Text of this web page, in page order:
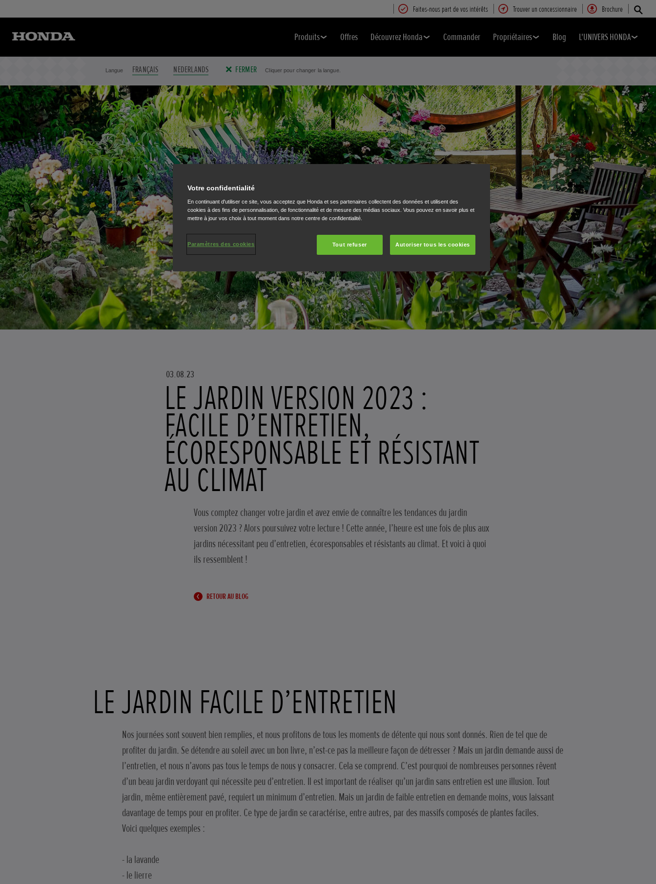
Faites-nous part de vos intérêts Trouver un concessionnaire Brochure
Produits Offres Découvrez Honda Commander Propriétaires Blog L'UNIVERS HONDA
Langue FRANÇAIS NEDERLANDS FERMER Cliquer pour changer la langue.
03.08.23
LE JARDIN VERSION 2023 :
FACILE D’ENTRETIEN,
ÉCORESPONSABLE ET RÉSISTANT
AU CLIMAT
Vous comptez changer votre jardin et avez envie de connaître les tendances du jardin
version 2023 ? Alors poursuivez votre lecture ! Cette année, l’heure est une fois de plus aux
jardins nécessitant peu d’entretien, écoresponsables et résistants au climat. Et voici à quoi
ils ressemblent !
RETOUR AU BLOG
LE JARDIN FACILE D’ENTRETIEN
Nos journées sont souvent bien remplies, et nous profitons de tous les moments de détente qui nous sont donnés. Rien de tel que de
profiter du jardin. Se détendre au soleil avec un bon livre, n’est-ce pas la meilleure façon de détresser ? Mais un jardin demande aussi de
l’entretien, et nous n’avons pas tous le temps de nous y consacrer. Cela se comprend. C’est pourquoi de nombreuses personnes rêvent
d’un beau jardin verdoyant qui nécessite peu d’entretien. Il est important de réaliser qu’un jardin sans entretien est une illusion. Tout
jardin, même entièrement pavé, requiert un minimum d’entretien. Mais un jardin de faible entretien en demande moins, vous laissant
davantage de temps pour en profiter. Ce type de jardin se caractérise, entre autres, par des massifs composés de plantes faciles.
Voici quelques exemples :
- la lavande
- le lierre
Votre confidentialité
En continuant d'utiliser ce site, vous acceptez que Honda et ses partenaires collectent des données et utilisent des
cookies à des fins de personnalisation, de fonctionnalité et de mesure des médias sociaux. Vous pouvez en savoir plus et
mettre à jour vos choix à tout moment dans notre centre de confidentialité.
Tout refuser Autoriser tous les cookies
Paramètres des cookies